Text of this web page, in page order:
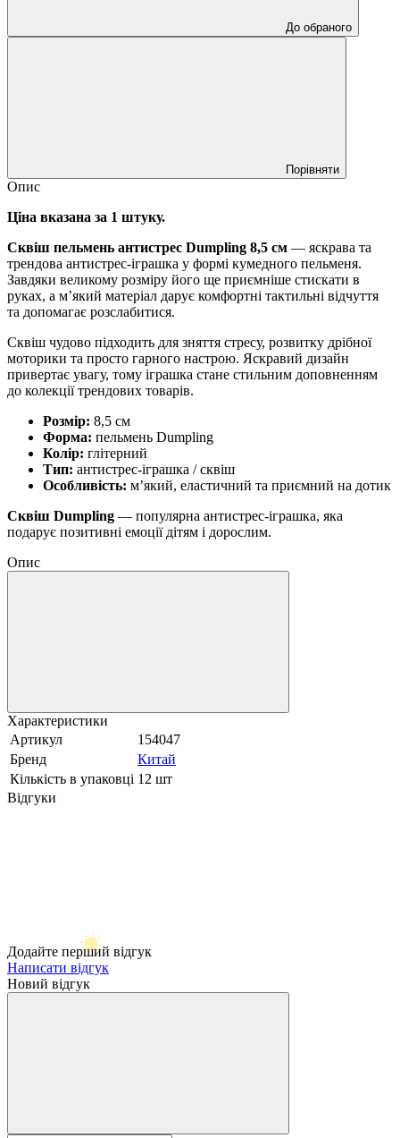
До обраного
Порівняти
Опис
Ціна вказана за 1 штуку.
Сквіш пельмень антистрес Dumpling 8,5 см — яскрава та
трендова антистрес-іграшка у формі кумедного пельменя.
Завдяки великому розміру його ще приємніше стискати в
руках, а м’який матеріал дарує комфортні тактильні відчуття
та допомагає розслабитися.
Сквіш чудово підходить для зняття стресу, розвитку дрібної
моторики та просто гарного настрою. Яскравий дизайн
привертає увагу, тому іграшка стане стильним доповненням
до колекції трендових товарів.
Розмір: 8,5 см
Форма: пельмень Dumpling
Колір: глітерний
Тип: антистрес-іграшка / сквіш
Особливість: м’який, еластичний та приємний на дотик
Сквіш Dumpling — популярна антистрес-іграшка, яка
подарує позитивні емоції дітям і дорослим.
Опис
Характеристики
Артикул
154047
Бренд
Китай
Кількість в упаковці 12 шт
Відгуки
Додайте перший відгук
Написати відгук
Новий відгук